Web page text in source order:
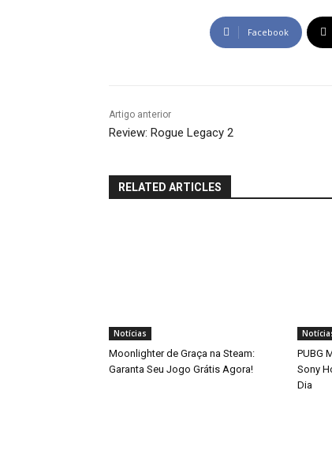
Facebook
Artigo anterior
Review: Rogue Legacy 2
RELATED ARTICLES
Notícias
Moonlighter de Graça na Steam:
Garanta Seu Jogo Grátis Agora!
PUBG
Sony
Dia